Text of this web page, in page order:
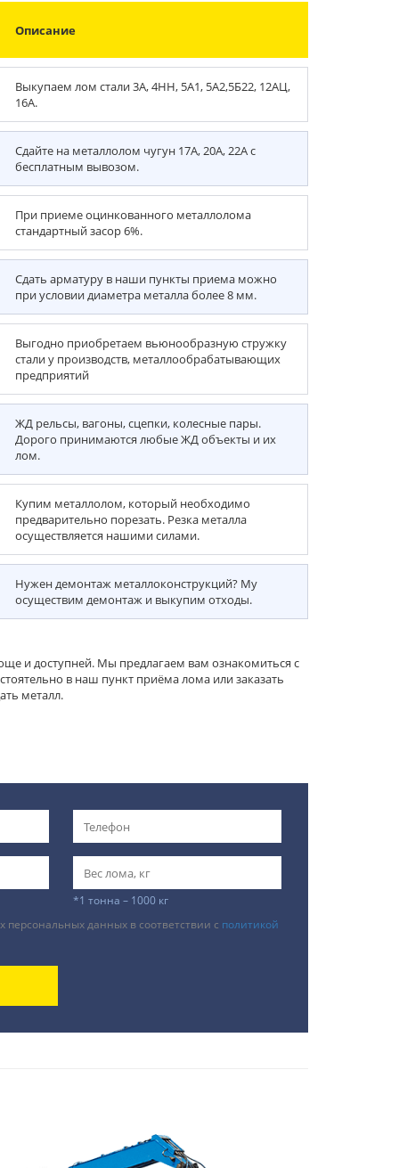
Описание
Выкупаем лом стали 3А, 4НН, 5А1, 5А2,5Б22, 12АЦ,
16А.
Сдайте на металлолом чугун 17А, 20А, 22А с
бесплатным вывозом.
При приеме оцинкованного металлолома
стандартный засор 6%.
Сдать арматуру в наши пункты приема можно
при условии диаметра металла более 8 мм.
Выгодно приобретаем вьюнообразную стружку
стали у производств, металлообрабатывающих
предприятий
ЖД рельсы, вагоны, сцепки, колесные пары.
Дорого принимаются любые ЖД объекты и их
лом.
Купим металлолом, который необходимо
предварительно порезать. Резка металла
осуществляется нашими силами.
Нужен демонтаж металлоконструкций? Му
осуществим демонтаж и выкупим отходы.
и доступней. Мы предлагаем вам ознакомиться с
в наш пункт приёма лома или заказать
металл.
*1 тонна – 1000 кг
персональных данных в соответствии с политикой